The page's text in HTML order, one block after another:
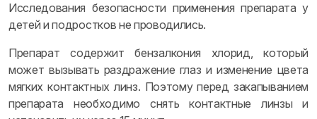
Исследования безопасности применения препарата у
детей и подростков не проводились.
Препарат содержит бензалкония хлорид, который
может вызывать раздражение глаз и изменение цвета
мягких контактных линз. Поэтому перед закапыванием
препарата необходимо снять контактные линзы и